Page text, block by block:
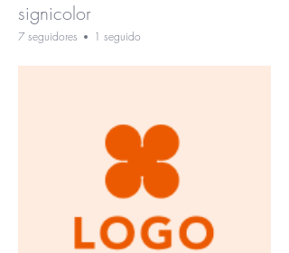
signicolor
7 seguidores 1 seguido